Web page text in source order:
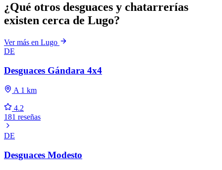
¿Qué otros desguaces y chatarrerías
existen cerca de Lugo?
Ver más en Lugo
DE
Desguaces Gándara 4x4
A 1 km
4.2
181 reseñas
DE
Desguaces Modesto